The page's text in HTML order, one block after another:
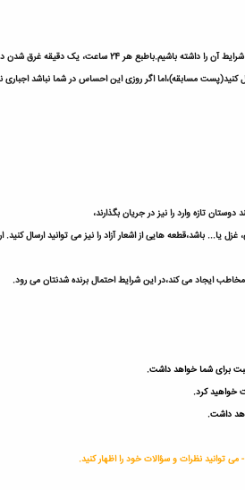
اینکه کسانی همواره غرق احساسند و درد با آنهاست لزومی ندارد ما نیز همانند آنها باشیم.اما بدانیم که
تازه وارد را نیز در جریان بگذارند،
باشد،قطعه هایی از اشعار آزاد را نیز می توانید ارسال کنید.
ایجاد می کند،در این شرایط احتمال برنده شدنتان می رود.
برای شما خواهد داشت.
خواهید کرد.
داشت.
توانید نظرات و سؤالات خود را اظهار کنید.